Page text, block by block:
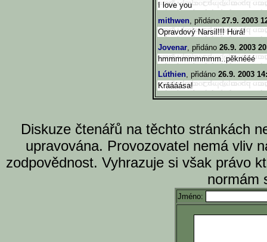
I love you
mithwen, přidáno 27.9. 2003
Opravdový Narsil!!! Hurá!
Jovenar, přidáno 26.9. 2003
hmmmmmmmmm..pěknééé
Lúthien, přidáno 26.9. 2003
Kráááása!
Diskuze čtenářů na těchto stránkách
upravována. Provozovatel nemá vliv
zodpovědnost. Vyhrazuje si však právo
normám
Jméno: